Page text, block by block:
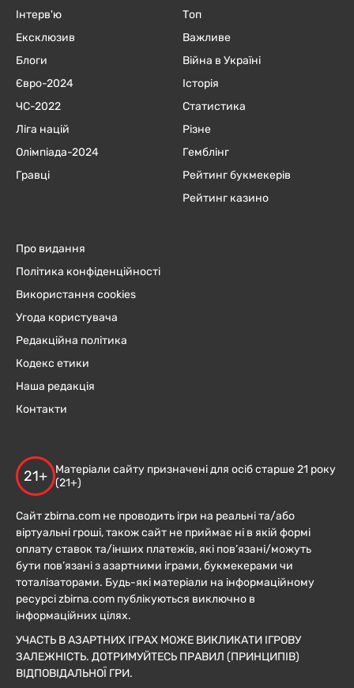
Інтерв'ю
Ексклюзив
Блоги
Євро-2024
ЧC-2022
Ліга націй
Олімпіада-2024
Гравці
Топ
Важливе
Війна в Україні
Історія
Статистика
Різне
Гемблінг
Рейтинг букмекерів
Рейтинг казино
Про видання
Політика конфіденційності
Використання cookies
Угода користувача
Редакційна політика
Кодекс етики
Наша редакція
Контакти
21+
Матеріали сайту призначені для осіб старше 21 року
(21+)
Сайт zbirna.com не проводить ігри на реальні та/або
віртуальні гроші, також сайт не приймає ні в якій формі
оплату ставок та/інших платежів, які пов’язані/можуть
бути пов’язані з азартними іграми, букмекерами чи
тоталізаторами. Будь-які матеріали на інформаційному
ресурсі zbirna.com публікуються виключно в
інформаційних цілях.
УЧАСТЬ В АЗАРТНИХ ІГРАХ МОЖЕ ВИКЛИКАТИ ІГРОВУ
ЗАЛЕЖНІСТЬ. ДОТРИМУЙТЕСЬ ПРАВИЛ (ПРИНЦИПІВ)
ВІДПОВІДАЛЬНОЇ ГРИ.